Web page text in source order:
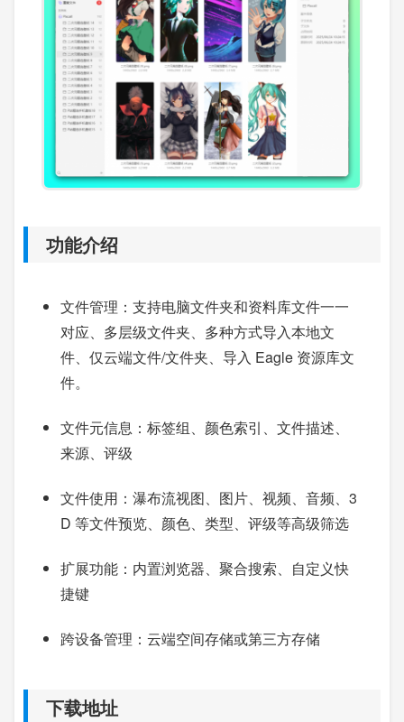
功能介绍
文件管理：支持电脑文件夹和资料库文件一一
对应、多层级文件夹、多种方式导入本地文
件、仅云端文件/文件夹、导入 Eagle 资源库文
件。
文件元信息：标签组、颜色索引、文件描述、
来源、评级
文件使用：瀑布流视图、图片、视频、音频、3
D 等文件预览、颜色、类型、评级等高级筛选
扩展功能：内置浏览器、聚合搜索、自定义快
捷键
跨设备管理：云端空间存储或第三方存储
下载地址